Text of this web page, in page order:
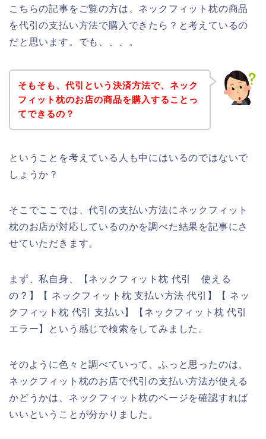
こちらの記事をご覧の方は、ネックフィット枕の商品
を代引の支払い方法で購入できたら？と考えているの
だと思います。でも、、、。
そもそも、代引という決済方法で、ネック
フィット枕のお店の商品を購入することっ
てできるの？
ということを考えている人も中にはいるのではないで
しょうか？
そこでここでは、代引の支払い方法にネックフィット
枕のお店が対応しているのかを調べた結果を記事にさ
せていただきます。
まず、私自身、【ネックフィット枕 代引 使える
の？】【 ネックフィット枕 支払い方法 代引】【 ネッ
クフィット枕 代引 支払い】【ネックフィット枕 代引
エラー】という感じで検索をしてみました。
そのように色々と調べていって、ふっと思ったのは、
ネックフィット枕のお店で代引の支払い方法が使える
かどうかは、ネックフィット枕のページを確認すれば
いいということが分かりました。